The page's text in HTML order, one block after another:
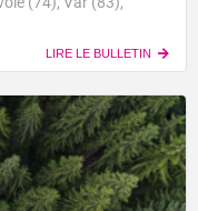
LIRE LE BULLETIN